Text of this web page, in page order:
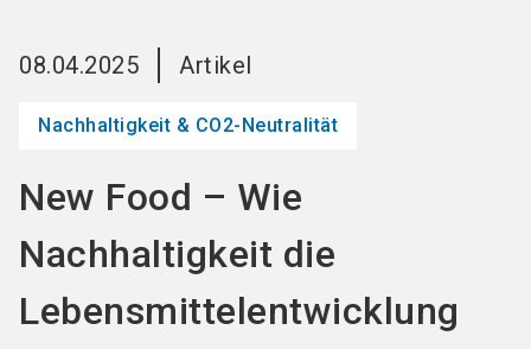
werden
08.04.2025 Artikel
Nachhaltigkeit & CO2-Neutralität
New Food – Wie
Nachhaltigkeit die
Lebensmittelentwicklung